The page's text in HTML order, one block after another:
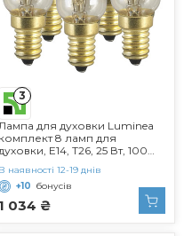
3
для духовки Luminea
комплект 8 ламп для
E14, T26, 25 Вт, 100
духовки E14 (теплий білий),
для плити)
1 034 ₴
В наявності 12-19 днів
+10 бонусів